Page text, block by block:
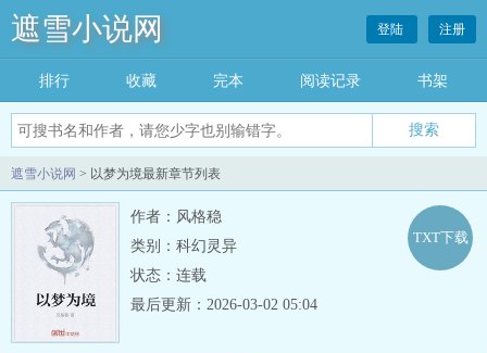
遮雪小说网 登陆 注册
排行 收藏 完本 阅读记录 书架
遮雪小说网 > 以梦为境最新章节列表
作者：风格稳
类别：科幻灵异
状态：连载
TXT下载
最后更新：2026-03-02 05:04